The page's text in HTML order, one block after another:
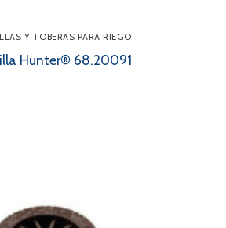
Y TOBERAS PARA RIEGO
Hunter® 68.20091